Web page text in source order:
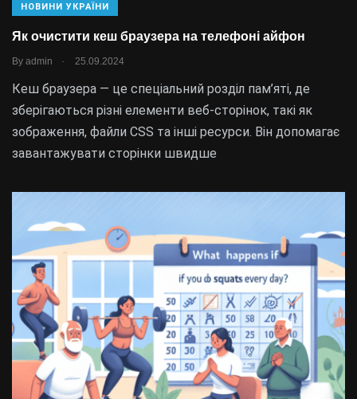
НОВИНИ УКРАЇНИ
Як очистити кеш браузера на телефоні айфон
By admin . 25.09.2024
Кеш браузера — це спеціальний розділ пам’яті, де
зберігаються різні елементи веб-сторінок, такі як
зображення, файли CSS та інші ресурси. Він допомагає
завантажувати сторінки швидше